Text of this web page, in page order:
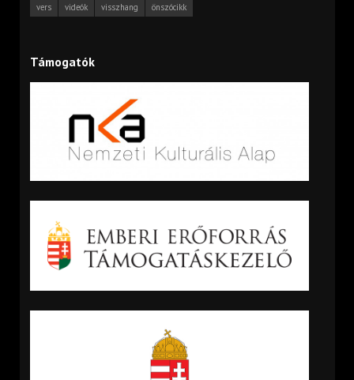
vers
videók visszhang önszócikk
Támogatók